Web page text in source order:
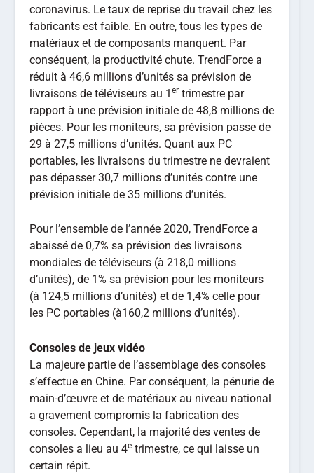
coronavirus. Le taux de reprise du travail chez les
fabricants est faible. En outre, tous les types de
matériaux et de composants manquent. Par
conséquent, la productivité chute. TrendForce a
réduit à 46,6 millions d’unités sa prévision de
livraisons de téléviseurs au 1er trimestre par
rapport à une prévision initiale de 48,8 millions de
pièces. Pour les moniteurs, sa prévision passe de
29 à 27,5 millions d’unités. Quant aux PC
portables, les livraisons du trimestre ne devraient
pas dépasser 30,7 millions d’unités contre une
prévision initiale de 35 millions d’unités.
Pour l’ensemble de l’année 2020, TrendForce a
abaissé de 0,7% sa prévision des livraisons
mondiales de téléviseurs (à 218,0 millions
d’unités), de 1% sa prévision pour les moniteurs
(à 124,5 millions d’unités) et de 1,4% celle pour
les PC portables (à160,2 millions d’unités).
Consoles de jeux vidéo
La majeure partie de l’assemblage des consoles
s’effectue en Chine. Par conséquent, la pénurie de
main-d’œuvre et de matériaux au niveau national
a gravement compromis la fabrication des
consoles. Cependant, la majorité des ventes de
consoles a lieu au 4e trimestre, ce qui laisse un
certain répit.